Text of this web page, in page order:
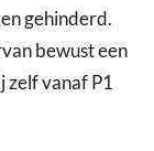
gehinderd.
bewust een
zelf vanaf P1